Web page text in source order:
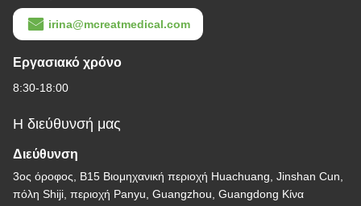
irina@mcreatmedical.com
Εργασιακό χρόνο
8:30-18:00
Η διεύθυνσή μας
Διεύθυνση
3ος όροφος, Β15 Βιομηχανική περιοχή Huachuang, Jinshan Cun,
πόλη Shiji, περιοχή Panyu, Guangzhou, Guangdong Κίνα